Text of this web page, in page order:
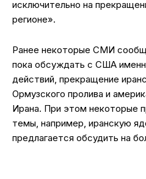
исключительно на
регионе».
Ранее некоторые СМИ
пока обсуждать с США
действий, прекращение
Ормузского пролива и
Ирана. При этом некоторые
темы, например, иранскую
предлагается обсудить на